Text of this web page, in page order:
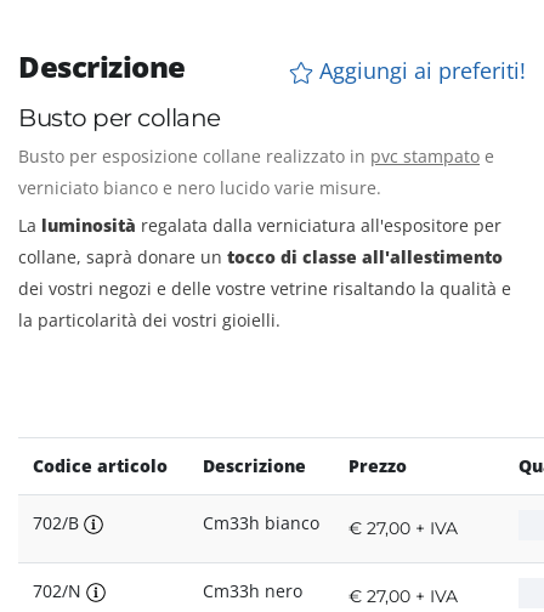
Descrizione
Aggiungi ai preferiti!
Busto per collane
Busto per esposizione collane realizzato in pvc stampato e
verniciato bianco e nero lucido varie misure.
La luminosità regalata dalla verniciatura all'espositore per
collane, saprà donare un tocco di classe all'allestimento
dei vostri negozi e delle vostre vetrine risaltando la qualità e
la particolarità dei vostri gioielli.
Codice articolo Descrizione Prezzo
702/B Cm33h bianco € 27,00 + IVA
702/N Cm33h nero € 27,00 + IVA